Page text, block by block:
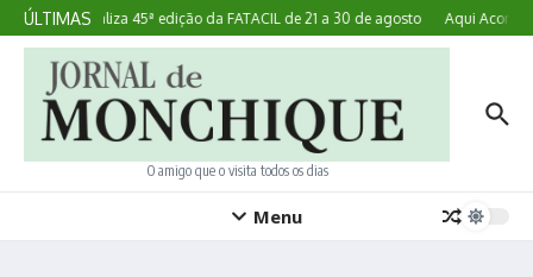
Ir para o conteúdo
ÚLTIMAS
Lagoa realiza 45ª edição da FATACIL de 21 a 30 de agosto Aqui
O amigo que o visita todos os dias
Menu